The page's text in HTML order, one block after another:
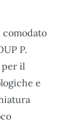
P.
per il
e